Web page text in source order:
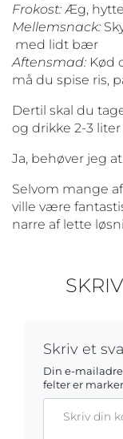
Frokost: Æg,
Mellemsnack:
med lidt bær
Aftensmad: Kød
må du spise ris,
Dertil skal du
og drikke 2-3
Ja, behøver jeg
Selvom mange
ville være
narre af lette
Skriv et
Din e-
felter er